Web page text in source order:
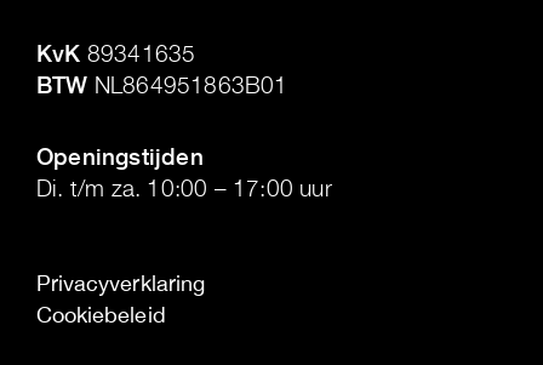
KvK 89341635
BTW NL864951863B01
Openingstijden
Di. t/m za. 10:00 – 17:00 uur
Privacyverklaring
Cookiebeleid